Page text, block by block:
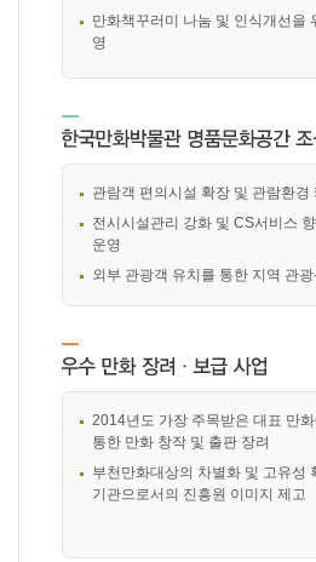
만화책꾸러미 나눔 및 인식개선을
영
관람객 편의시설 확장 및 관람환경
전시시설관리 강화 및 CS서비스
운영
외부 관광객 유치를 통한 지역 관
2014년도 가장 주목받은 대표 만
통한 만화 창작 및 출판 장려
부천만화대상의 차별화 및 고유성
기관으로서의 진흥원 이미지 제고